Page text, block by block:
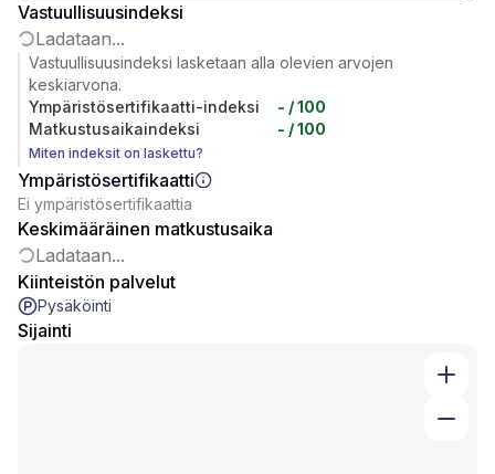
Vastuullisuusindeksi
Ladataan...
Vastuullisuusindeksi lasketaan alla olevien arvojen
keskiarvona.
Ympäristösertifikaatti-indeksi
- / 100
Matkustusaikaindeksi
- / 100
Miten indeksit on laskettu?
Ympäristösertifikaatti
Ei ympäristösertifikaattia
Keskimääräinen matkustusaika
Ladataan...
Kiinteistön palvelut
Pysäköinti
Sijainti